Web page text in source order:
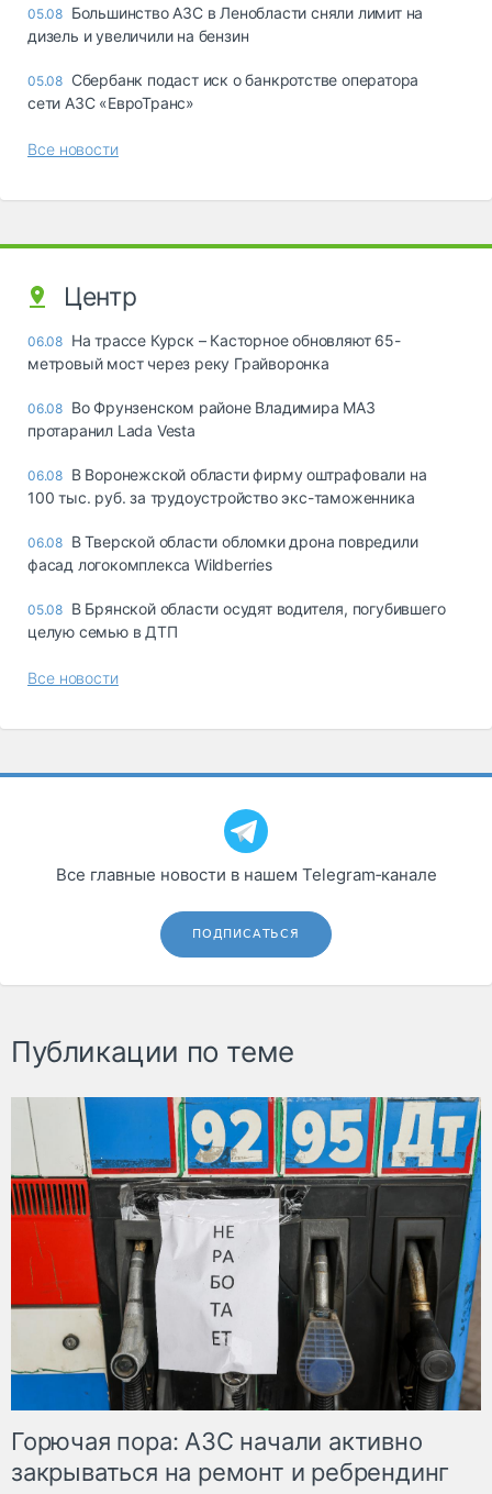
05.08 Большинство АЗС в Ленобласти сняли лимит на
дизель и увеличили на бензин
05.08 Сбербанк подаст иск о банкротстве оператора
сети АЗС «ЕвроТранс»
Все новости
Центр
06.08 На трассе Курск – Касторное обновляют 65-
метровый мост через реку Грайворонка
06.08 Во Фрунзенском районе Владимира МАЗ
протаранил Lada Vesta
06.08 В Воронежской области фирму оштрафовали на
100 тыс. руб. за трудоустройство экс-таможенника
06.08 В Тверской области обломки дрона повредили
фасад логокомплекса Wildberries
05.08 В Брянской области осудят водителя, погубившего
целую семью в ДТП
Все новости
Все главные новости в нашем Telegram‑канале
ПОДПИСАТЬСЯ
Публикации по теме
Горючая пора: АЗС начали активно
закрываться на ремонт и ребрендинг